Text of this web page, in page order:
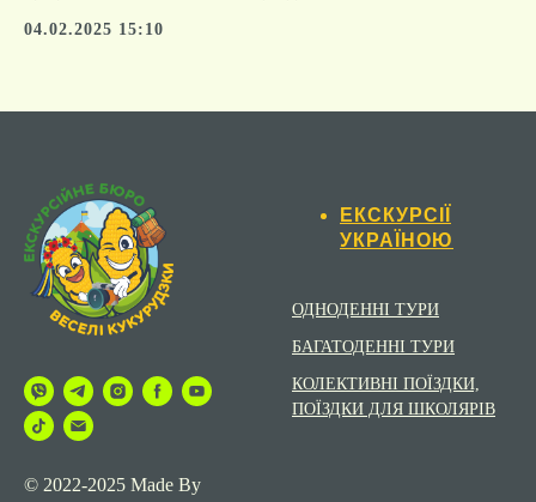
04.02.2025 15:10
© 2022-2025 Made By
ЕКСКУРСІЇ
УКРАЇНОЮ
ОДНОДЕННІ ТУРИ
БАГАТОДЕННІ ТУРИ
КОЛЕКТИВНІ ПОЇЗДКИ,
ПОЇЗДКИ ДЛЯ ШКОЛЯРІВ